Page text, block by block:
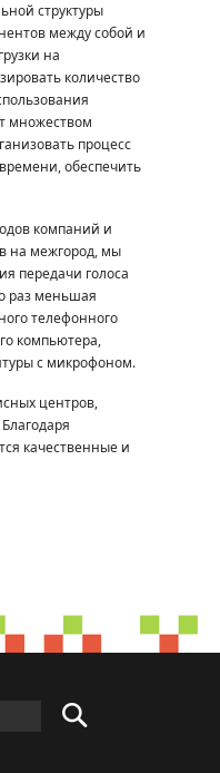
структуры
между собой и
на
количество
множеством
процесс
обеспечить
компаний и
на межгород, мы
передачи голоса
раз меньшая
телефонного
компьютера,
с микрофоном.
центров,
качественные и